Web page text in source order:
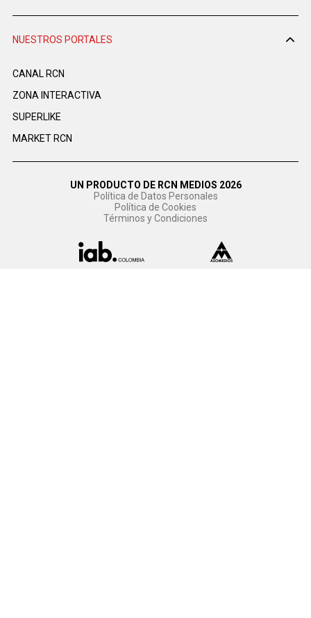
NUESTROS PORTALES
CANAL RCN
ZONA INTERACTIVA
SUPERLIKE
MARKET RCN
UN PRODUCTO DE RCN MEDIOS 2026
Política de Datos Personales
Política de Cookies
Términos y Condiciones